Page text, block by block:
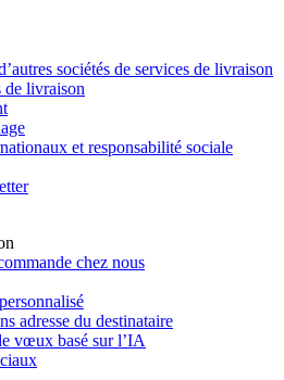
sociétés de services de livraison
de livraison
et responsabilité sociale
chez nous
adresse du destinataire
vœux basé sur l’IA